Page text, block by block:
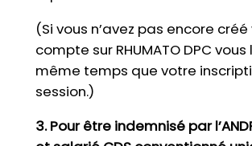
(Si vous n’avez pas encore
compte sur RHUMATO DPC
même temps que votre
session.)
3. Pour être indemnisé par